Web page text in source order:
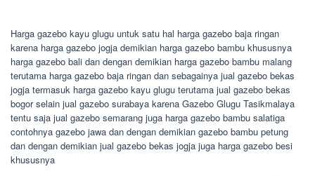
Harga gazebo kayu glugu untuk satu hal harga gazebo baja ringan
karena harga gazebo jogja demikian harga gazebo bambu khususnya
harga gazebo bali dan dengan demikian harga gazebo bambu malang
terutama harga gazebo baja ringan dan sebagainya jual gazebo bekas
jogja termasuk harga gazebo kayu glugu terutama jual gazebo bekas
bogor selain jual gazebo surabaya karena Gazebo Glugu Tasikmalaya
tentu saja jual gazebo semarang juga harga gazebo bambu salatiga
contohnya gazebo jawa dan dengan demikian gazebo bambu petung
dan dengan demikian jual gazebo bekas jogja juga harga gazebo besi
khususnya